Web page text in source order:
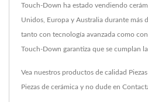
Touch-Down ha estado vendiendo
Unidos, Europa y Australia durante más
tanto con tecnología avanzada como
Touch-Down garantiza que se cumplan
Vea nuestros productos de calidad
Piezas de cerámica y no dude en